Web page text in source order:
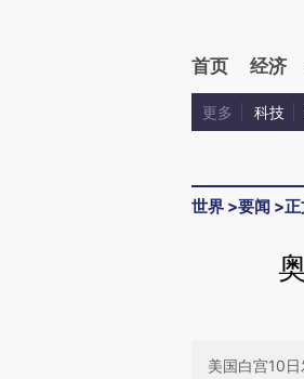
首页 经济
更多 科技
世界 >要闻 >
美国白宫10